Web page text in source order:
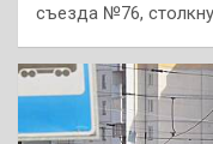
съезда №76,